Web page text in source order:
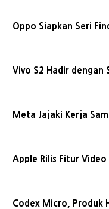
Oppo Siapkan Seri
Vivo S2 Hadir dengan
Meta Jajaki Kerja
Apple Rilis Fitur Video
Codex Micro, Produk